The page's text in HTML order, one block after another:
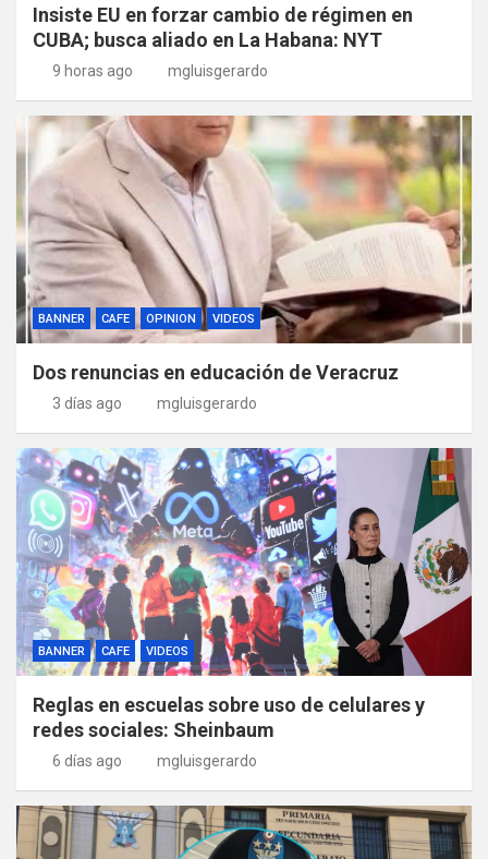
Insiste EU en forzar cambio de régimen en
CUBA; busca aliado en La Habana: NYT
9 horas ago mgluisgerardo
BANNER CAFE OPINION VIDEOS
Dos renuncias en educación de Veracruz
3 días ago mgluisgerardo
BANNER CAFE VIDEOS
Reglas en escuelas sobre uso de celulares y
redes sociales: Sheinbaum
6 días ago mgluisgerardo